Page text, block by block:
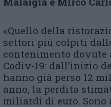
«Quello della
settori più colpiti
contenimento dovute
Codiv-19: dall’inizio
hanno già perso 12
anno, la perdita
miliardi di euro. Sono